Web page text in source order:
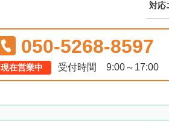
対応
050-5268-8597
現在営業中 受付時間 9:00～17:00